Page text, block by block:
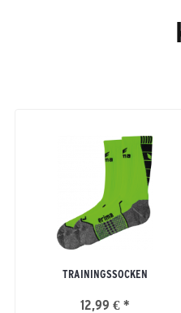
TRAININGSSOCKEN
12,99 € *